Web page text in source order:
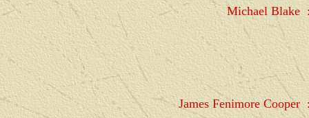
Michael Blake
James Fenimore